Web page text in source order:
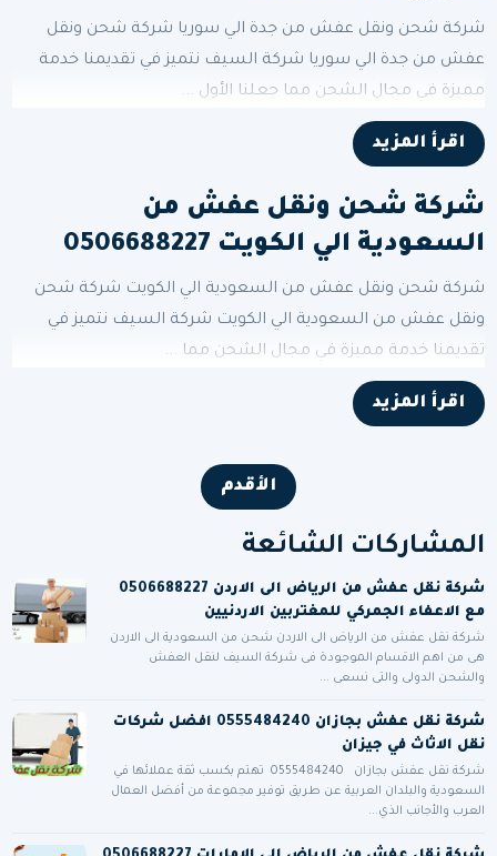
شركة شحن ونقل عفش من جدة الي سوريا شركة شحن ونقل
عفش من جدة الي سوريا شركة السيف نتميز في تقديمنا خدمة
مميزة في مجال الشحن مما جعلنا الأول ...
اقرأ المزيد
شركة شحن ونقل عفش من
السعودية الي الكويت 0506688227
شركة شحن ونقل عفش من السعودية الي الكويت شركة شحن
ونقل عفش من السعودية الي الكويت شركة السيف نتميز في
تقديمنا خدمة مميزة في مجال الشحن مما ...
اقرأ المزيد
الأقدم
المشاركات الشائعة
شركة نقل عفش من الرياض الى الاردن 0506688227
مع الاعفاء الجمركي للمغتربين الاردنيين
شركة نقل عفش من الرياض الى الاردن شحن من السعودية الى الاردن
هى من اهم الاقسام الموجودة فى شركة السيف لنقل العفش
والشحن الدولى والتى نسعى ...
شركة نقل عفش بجازان 0555484240 افضل شركات
نقل الاثاث في جيزان
شركة نقل عفش بجازان 0555484240 تهتم بكسب ثقة عملائها في
السعودية والبلدان العربية عن طريق توفير مجموعة من أفضل العمال
العرب والأجانب الذي...